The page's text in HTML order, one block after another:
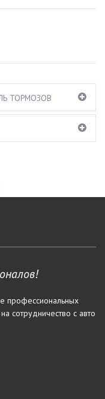
ТОРМОЗОВ
профессиональных
сотрудничество с авто